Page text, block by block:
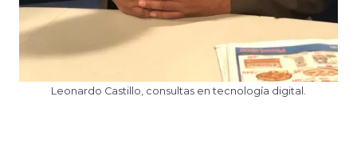
Leonardo Castillo, consultas en tecnología digital.